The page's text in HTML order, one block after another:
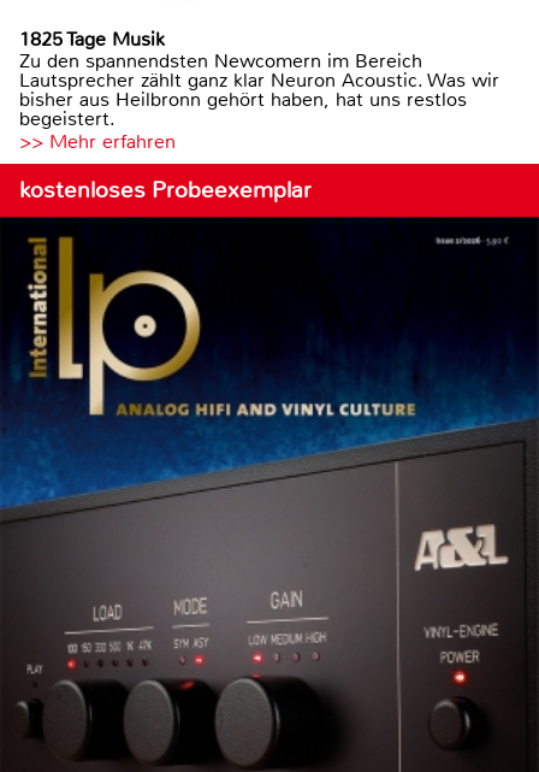
1825 Tage Musik
Zu den spannendsten Newcomern im Bereich
Lautsprecher zählt ganz klar Neuron Acoustic. Was wir
bisher aus Heilbronn gehört haben, hat uns restlos
begeistert.
>> Mehr erfahren
kostenloses Probeexemplar